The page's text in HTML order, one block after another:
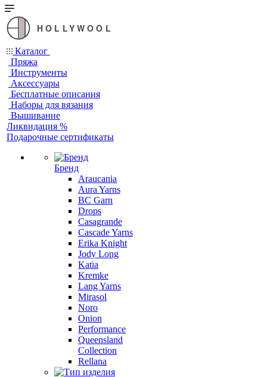
HOLLYWOOL
Каталог
Пряжа
Инструменты
Аксессуары
Бесплатные описания
Наборы для вязания
Вышивание
Ликвидация %
Подарочные сертификаты
Бренд
Araucania
Aura Yarns
BC Garn
Drops
Casagrande
Cascade Yarns
Erika Knight
Jody Long
Katia
Kremke
Lang Yarns
Mirasol
Noro
Onion
Performance
Queensland
Collection
Rellana